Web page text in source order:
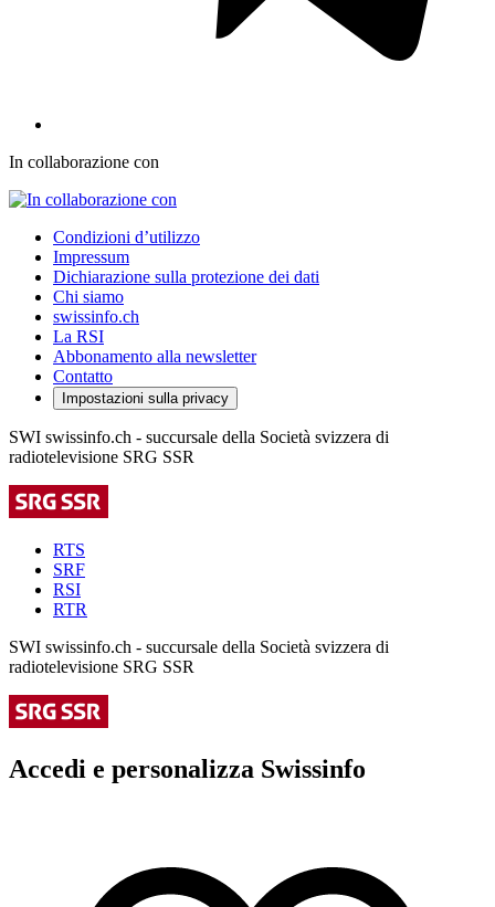
In collaborazione con
Condizioni d’utilizzo
Impressum
Dichiarazione sulla protezione dei dati
Chi siamo
swissinfo.ch
La RSI
Abbonamento alla newsletter
Contatto
Impostazioni sulla privacy
SWI swissinfo.ch - succursale della Società svizzera di
radiotelevisione SRG SSR
RTS
SRF
RSI
RTR
SWI swissinfo.ch - succursale della Società svizzera di
radiotelevisione SRG SSR
Accedi e personalizza Swissinfo